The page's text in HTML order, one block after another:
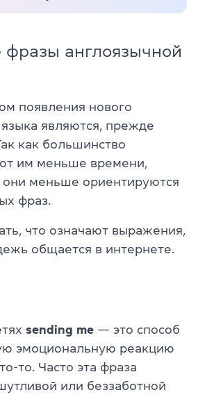
фразы англоязычной
появления нового
являются, прежде
как большинство
им меньше времени,
они меньше ориентируются
фраз.
что означают выражения,
общается в интернете.
sending me — это способ
эмоциональную реакцию
то. Часто эта фраза
или беззаботной